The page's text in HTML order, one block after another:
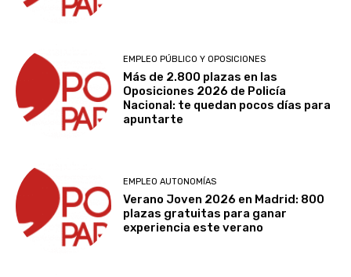
EMPLEO PÚBLICO Y OPOSICIONES
Más de 2.800 plazas en las
Oposiciones 2026 de Policía
Nacional: te quedan pocos días para
apuntarte
EMPLEO AUTONOMÍAS
Verano Joven 2026 en Madrid: 800
plazas gratuitas para ganar
experiencia este verano